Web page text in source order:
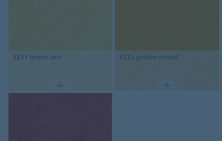
3251 lemon zest 3125 golden sunset